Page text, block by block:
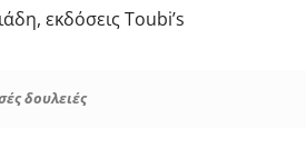
εκδόσεις Toubi’s
δουλειές